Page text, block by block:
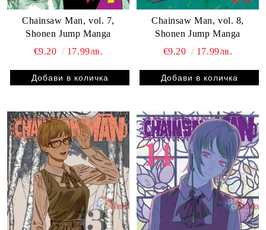
Chainsaw Man, vol. 7,
Shonen Jump Manga
€9.20
17.99лв.
Chainsaw Man, vol. 8,
Shonen Jump Manga
€9.20
17.99лв.